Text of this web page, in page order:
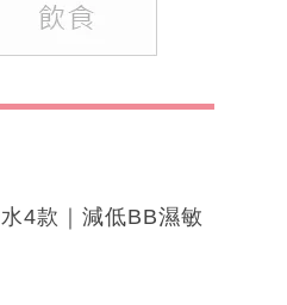
4款｜減低BB濕敏